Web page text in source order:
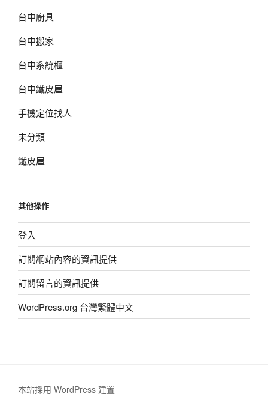
台中廚具
台中搬家
台中系統櫃
台中鐵皮屋
手機定位找人
未分類
鐵皮屋
其他操作
登入
訂閱網站內容的資訊提供
訂閱留言的資訊提供
WordPress.org 台灣繁體中文
本站採用 WordPress 建置